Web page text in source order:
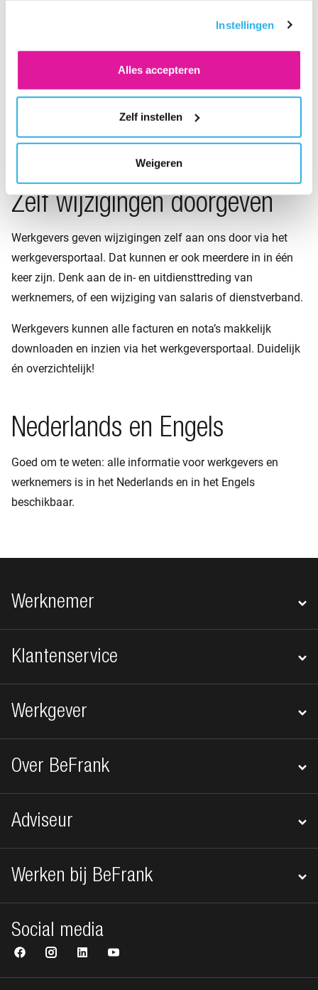
vind je meer informatie. Je kunt altijd je toestemming
Instellingen
Alles accepteren
Zelf instellen
Weigeren
de rekening-courant bij BeFrank
deelnemersgegevens
pensioencommunicatie
Zelf wijzigingen doorgeven
Werkgevers geven wijzigingen zelf aan ons door via het
werkgeversportaal. Dat kunnen er ook meerdere in in één
keer zijn. Denk aan de in- en uitdiensttreding van
werknemers, of een wijziging van salaris of dienstverband.
Werkgevers kunnen alle facturen en nota’s makkelijk
downloaden en inzien via het werkgeversportaal. Duidelijk
én overzichtelijk!
Nederlands en Engels
Goed om te weten: alle informatie voor werkgevers en
werknemers is in het Nederlands en in het Engels
beschikbaar.
Footer navigatie
Werknemer
Klantenservice
Werkgever
Over BeFrank
Adviseur
Werken bij BeFrank
Social media